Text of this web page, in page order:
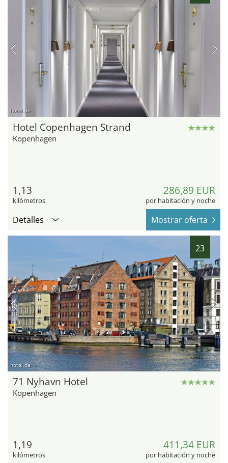
hotel.de
Hotel Copenhagen Strand
Kopenhagen
1,13
kilómetros
286,89 EUR
por habitación y noche
Detalles Mostrar oferta
23
hotel.de
71 Nyhavn Hotel
Kopenhagen
1,19
kilómetros
411,34 EUR
por habitación y noche